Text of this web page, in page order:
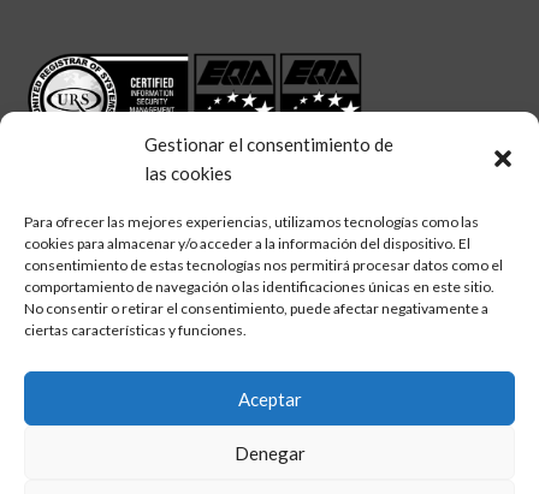
Gestionar el consentimiento de
las cookies
Para ofrecer las mejores experiencias, utilizamos tecnologías como las
cookies para almacenar y/o acceder a la información del dispositivo. El
consentimiento de estas tecnologías nos permitirá procesar datos como el
comportamiento de navegación o las identificaciones únicas en este sitio.
No consentir o retirar el consentimiento, puede afectar negativamente a
ciertas características y funciones.
Aceptar
Denegar
Síguenos en:
linkedintwitterfacebook
Aviso legal